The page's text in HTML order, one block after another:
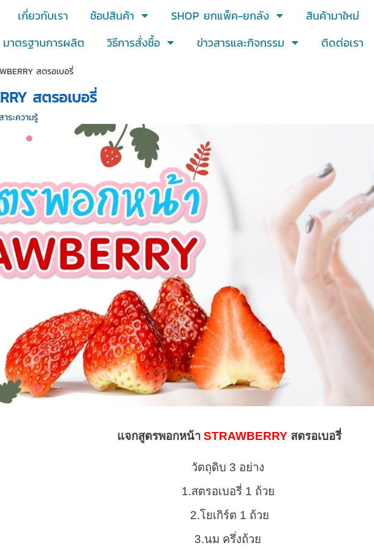
เกี่ยวกับเรา ช้อปสินค้า SHOP ยกแพ็ค-ยกลัง สินค้ามาใหม่
มาตรฐานการผลิต
วิธีการสั่งซื้อ ข่าวสารและกิจกรรม ติดต่อเรา
สตรอเบอรี่
สตรอเบอรี่
าระความรู้
แจกสูตรพอกหน้า STRAWBERRY สตรอเบอรี่
วัตถุดิบ 3 อย่าง
1.สตรอเบอรี่ 1 ถ้วย
2.โยเกิร์ต 1 ถ้วย
3.นม ครึ่งถ้วย